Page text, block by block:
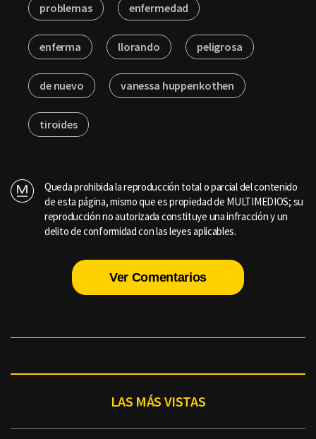
problemas enfermedad
enferma llorando peligrosa
de nuevo vanessa huppenkothen
tiroides
Queda prohibida la reproducción total o parcial del contenido
de esta página, mismo que es propiedad de MULTIMEDIOS; su
reproducción no autorizada constituye una infracción y un
delito de conformidad con las leyes aplicables.
Ver Comentarios
LAS MÁS VISTAS